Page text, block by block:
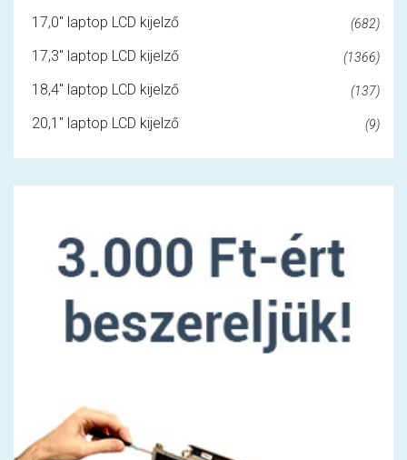
17,0" laptop LCD kijelző (682)
17,3" laptop LCD kijelző (1366)
18,4" laptop LCD kijelző (137)
20,1" laptop LCD kijelző (9)